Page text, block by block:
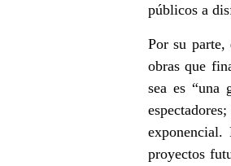
públicos a
Por su parte,
obras que
sea es “una
exponencial.
proyectos